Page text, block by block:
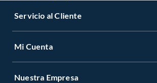
Servicio al Cliente
Mi Cuenta
Nuestra Empresa